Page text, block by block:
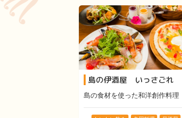
島の伊酒屋 いっさごれ
島の食材を使った和洋創作料理